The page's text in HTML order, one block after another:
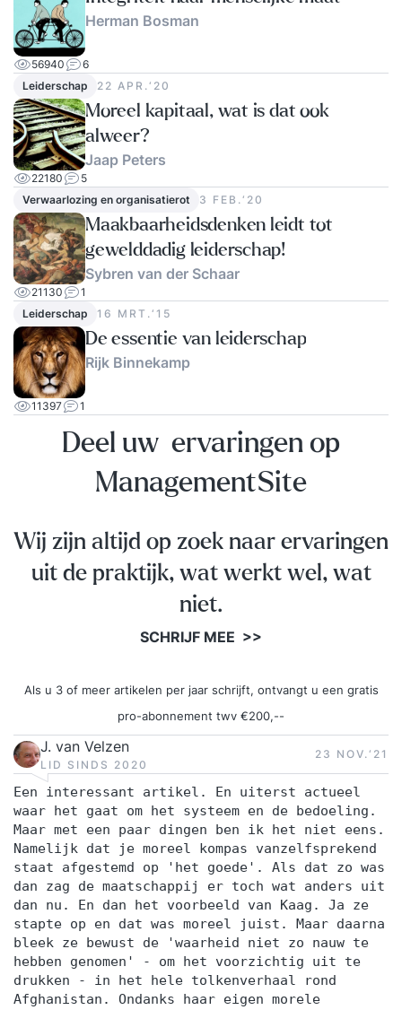
Herman Bosman
56940
6
Leiderschap
22 APR.‘20
Moreel kapitaal, wat is dat ook
alweer?
Jaap Peters
22180
5
Verwaarlozing en organisatierot
3 FEB.‘20
Maakbaarheidsdenken leidt tot
gewelddadig leiderschap!
Sybren van der Schaar
21130
1
Leiderschap
16 MRT.‘15
De essentie van leiderschap
Rijk Binnekamp
11397 1
Deel uw ervaringen op
ManagementSite
Wij zijn altijd op zoek naar ervaringen
uit de praktijk, wat werkt wel, wat
niet.
SCHRIJF MEE >>
Als u 3 of meer artikelen per jaar schrijft, ontvangt u een gratis
pro-abonnement twv €200,--
J. van Velzen
LID SINDS 2020
23 NOV.‘21
Een interessant artikel. En uiterst actueel
waar het gaat om het systeem en de bedoeling.
Maar met een paar dingen ben ik het niet eens.
Namelijk dat je moreel kompas vanzelfsprekend
staat afgestemd op 'het goede'. Als dat zo was
dan zag de maatschappij er toch wat anders uit
dan nu. En dan het voorbeeld van Kaag. Ja ze
stapte op en dat was moreel juist. Maar daarna
bleek ze bewust de 'waarheid niet zo nauw te
hebben genomen' - om het voorzichtig uit te
drukken - in het hele tolkenverhaal rond
Afghanistan. Ondanks haar eigen morele